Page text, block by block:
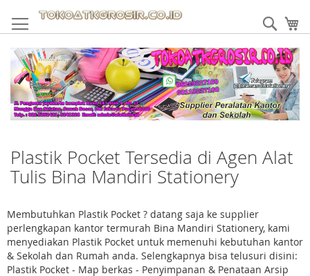
to
Content
Plastik Pocket Tersedia di Agen Alat
Tulis Bina Mandiri Stationery
Membutuhkan Plastik Pocket ? datang saja ke supplier
perlengkapan kantor termurah Bina Mandiri Stationery, kami
menyediakan Plastik Pocket untuk memenuhi kebutuhan kantor
& Sekolah dan Rumah anda. Selengkapnya bisa telusuri disini:
Plastik Pocket - Map berkas - Penyimpanan & Penataan Arsip